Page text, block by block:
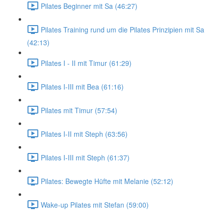
Pilates Beginner mit Sa (46:27)
Pilates Training rund um die Pilates Prinzipien mit Sa
(42:13)
Pilates I - II mit Timur (61:29)
Pilates I-III mit Bea (61:16)
Pilates mit Timur (57:54)
Pilates I-II mit Steph (63:56)
Pilates I-III mit Steph (61:37)
Pilates: Bewegte Hüfte mit Melanie (52:12)
Wake-up Pilates mit Stefan (59:00)